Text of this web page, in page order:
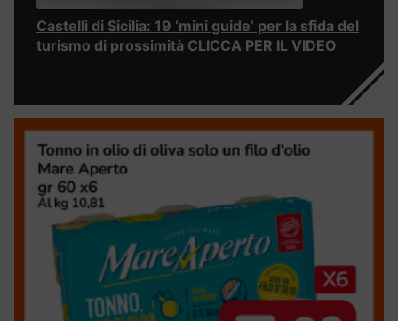
Castelli di Sicilia: 19 ‘mini guide’ per la sfida del
turismo di prossimità CLICCA PER IL VIDEO